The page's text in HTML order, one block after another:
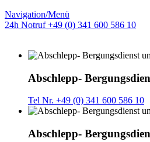
Navigation/Menü
24h Notruf +49 (0) 341 600 586 10
Abschlepp-
Tel Nr. +49 (0) 341 600 586 10
Abschlepp-